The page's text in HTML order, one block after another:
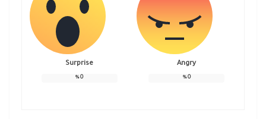
Angry
0
%
Surprise
0
%